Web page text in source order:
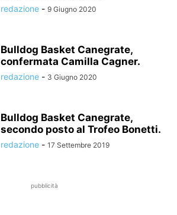
redazione - 9 Giugno 2020
Bulldog Basket Canegrate,
confermata Camilla Cagner.
redazione - 3 Giugno 2020
Bulldog Basket Canegrate,
secondo posto al Trofeo Bonetti.
redazione - 17 Settembre 2019
pubblicità